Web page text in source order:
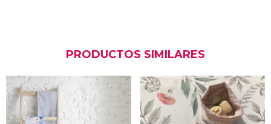
PRODUCTOS SIMILARES